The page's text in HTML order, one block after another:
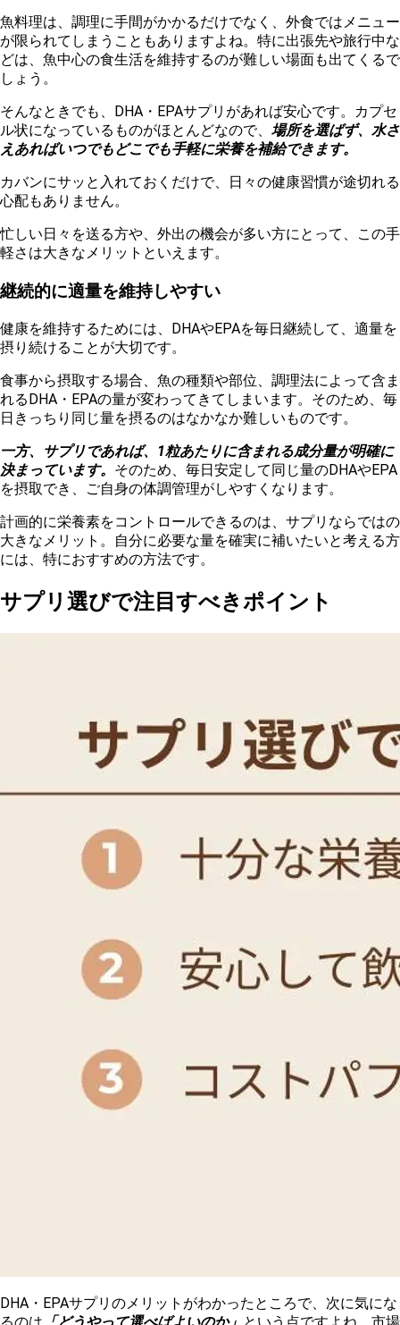
魚料理は、調理に手間がかかるだけでなく、外食ではメニュー
が限られてしまうこともありますよね。特に出張先や旅行中な
どは、魚中心の食生活を維持するのが難しい場面も出てくるで
しょう。
そんなときでも、DHA・EPAサプリがあれば安心です。カプセ
ル状になっているものがほとんどなので、 場所を選ばず、水さ
えあればいつでもどこでも手軽に栄養を補給できます。
カバンにサッと入れておくだけで、日々の健康習慣が途切れる
心配もありません。
忙しい日々を送る方や、外出の機会が多い方にとって、この手
軽さは大きなメリットといえます。
継続的に適量を維持しやすい
健康を維持するためには、DHAやEPAを毎日継続して、適量を
摂り続けることが大切です。
食事から摂取する場合、魚の種類や部位、調理法によって含ま
れるDHA・EPAの量が変わってきてしまいます。そのため、毎
日きっちり同じ量を摂るのはなかなか難しいものです。
一方、サプリであれば、1粒あたりに含まれる成分量が明確に
決まっています。 そのため、毎日安定して同じ量のDHAやEPA
を摂取でき、ご自身の体調管理がしやすくなります。
計画的に栄養素をコントロールできるのは、サプリならではの
大きなメリット。自分に必要な量を確実に補いたいと考える方
には、特におすすめの方法です。
サプリ選びで注目すべきポイント
DHA・EPAサプリのメリットがわかったところで、次に気にな